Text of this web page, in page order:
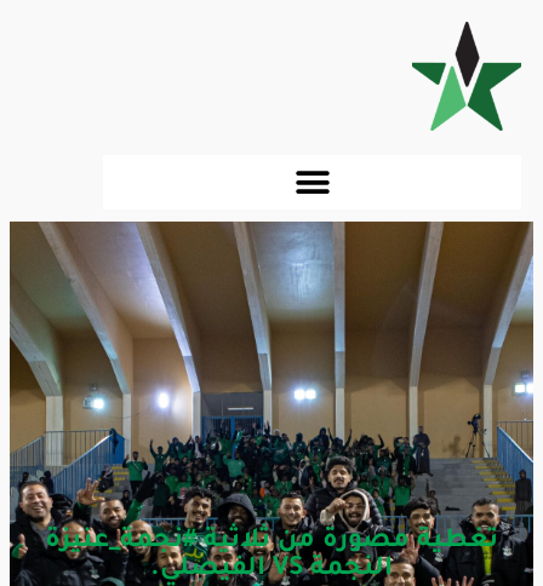
تغطية مصورة من ثلاثية #نجمة_عنيزة
النجمة VS الفيصلي.